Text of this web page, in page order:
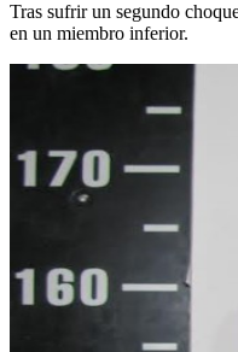
Tras sufrir un segundo
en un miembro inferior.